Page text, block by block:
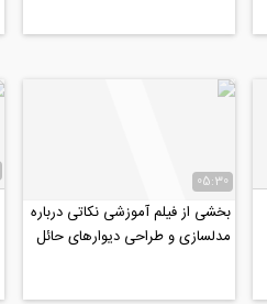
05:30
بخشی از فیلم آموزشی نکاتی درباره
مدلسازی و طراحی دیوارهای حائل